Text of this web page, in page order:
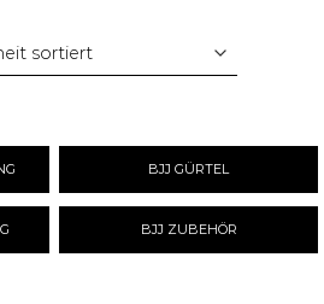
BJJ GÜRTEL
BJJ ZUBEHÖR